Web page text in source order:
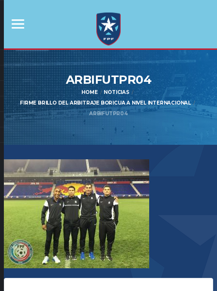
ARBIFUTPR04
HOME
NOTICIAS
FIRME BRILLO DEL ARBITRAJE BORICUA A NIVEL INTERNACIONAL
ARBIFUTPR04